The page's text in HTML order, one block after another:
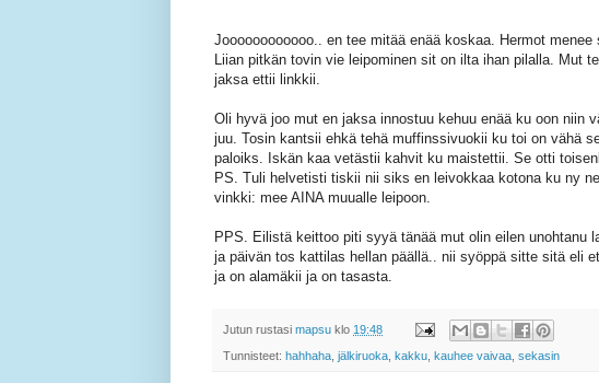
Joooooooooooo.. en tee mitää enää koskaa. Hermot
Liian pitkän tovin vie leipominen sit on ilta ihan pilalla. Mut
jaksa ettii linkkii.
Oli hyvä joo mut en jaksa innostuu kehuu enää ku oon niin
juu. Tosin kantsii ehkä tehä muffinssivuokii ku toi on vähä
paloiks. Iskän kaa vetästii kahvit ku maistettii. Se otti
PS. Tuli helvetisti tiskii nii siks en leivokkaa kotona ku ny
vinkki: mee AINA muualle leipoon.
PPS. Eilistä keittoo piti syyä tänää mut olin eilen unohtanu
ja päivän tos kattilas hellan päällä.. nii syöppä sitte sitä eli
ja on alamäkii ja on tasasta.
Jutun rustasi mapsu klo 19:48
Tunnisteet: hahhaha jälkiruoka kakku kauhee vaivaa sekasin